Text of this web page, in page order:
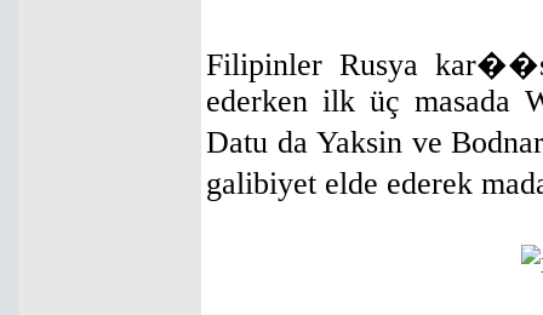
Filipinler Rusya
ederken ilk üç masada
Datu da Yaksin ve
galibiyet elde ederek